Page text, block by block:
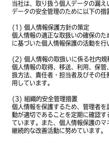
当社は、取り扱う個人データの漏
データの安全管理のために以下の措
(1) 個人情報保護方針の策定
個人情報の適正な取扱いの確保の
に基づいた個人情報保護の活動を行
(2) 個人情報の取扱いに係る社内規
個人情報の取得、移送、利用、保
扱方法、責任者・担当者及びその
用しています。
(3) 組織的安全管理措置
個人情報を保護するため、管理者
動が適切であることを定期に確認
ています。また、個人情報保護のマ
継続的な改善活動に努めています。